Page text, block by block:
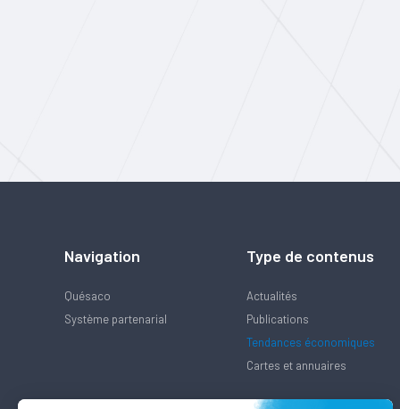
Navigation
Quésaco
Système partenarial
Type de contenus
Actualités
Publications
Tendances économiques
Cartes et annuaires